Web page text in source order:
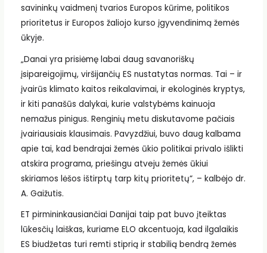
savininkų vaidmenį tvarios Europos kūrime, politikos
prioritetus ir Europos žaliojo kurso įgyvendinimą žemės
ūkyje.
„Danai yra prisiėmę labai daug savanoriškų
įsipareigojimų, viršijančių ES nustatytas normas. Tai – ir
įvairūs klimato kaitos reikalavimai, ir ekologinės kryptys,
ir kiti panašūs dalykai, kurie valstybėms kainuoja
nemažus pinigus. Renginių metu diskutavome pačiais
įvairiausiais klausimais. Pavyzdžiui, buvo daug kalbama
apie tai, kad bendrajai žemės ūkio politikai privalo išlikti
atskira programa, priešingu atveju žemės ūkiui
skiriamos lėšos ištirptų tarp kitų prioritetų“, – kalbėjo dr.
A. Gaižutis.
ET pirmininkausiančiai Danijai taip pat buvo įteiktas
lūkesčių laiškas, kuriame ELO akcentuoja, kad ilgalaikis
ES biudžetas turi remti stiprią ir stabilią bendrą žemės